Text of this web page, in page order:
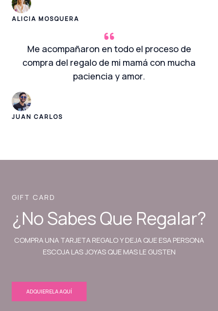
ALICIA MOSQUERA
Me acompañaron en todo el proceso de
compra del regalo de mi mamá con mucha
paciencia y amor.
JUAN CARLOS
GIFT CARD
¿No Sabes Que Regalar?
COMPRA UNA TARJETA REGALO Y DEJA QUE ESA PERSONA
ESCOJA LAS JOYAS QUE MAS LE GUSTEN
ADQUIERELA AQUÍ